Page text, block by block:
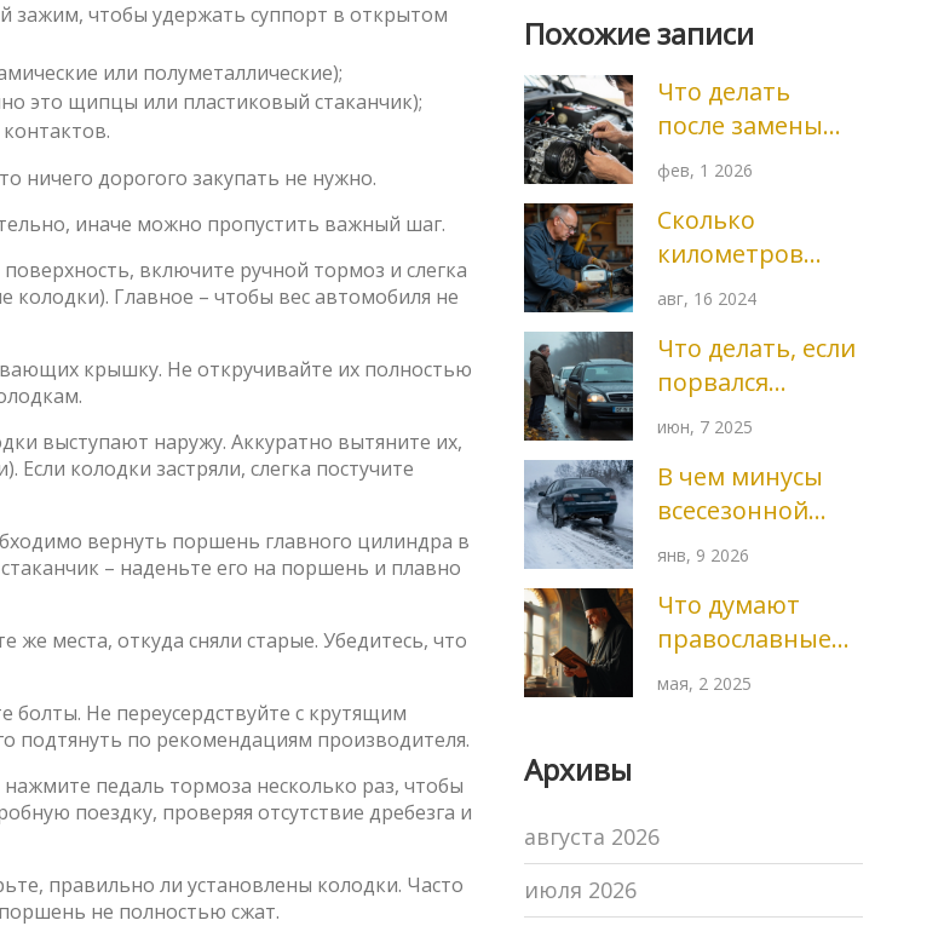
зажим, чтобы удержать суппорт в открытом
или полуметаллические);
это щипцы или пластиковый стаканчик);
ничего дорогого закупать не нужно.
иначе можно пропустить важный шаг.
включите ручной тормоз и слегка
Главное – чтобы вес автомобиля не
крышку. Не откручивайте их полностью
выступают наружу. Аккуратно вытяните их,
колодки застряли, слегка постучите
вернуть поршень главного цилиндра в
– наденьте его на поршень и плавно
места, откуда сняли старые. Убедитесь, что
болты. Не переусердствуйте с крутящим
подтянуть по рекомендациям производителя.
педаль тормоза несколько раз, чтобы
поездку, проверяя отсутствие дребезга и
правильно ли установлены колодки. Часто
не полностью сжат.
Похожие записи
Что делать
после замены
ремня ГРМ:
проверка и
советы для
безопасности
фев, 1 2026
Сколько
километров
можно проехать
масла в
двигателе
авг, 16 2024
Что делать, если
порвался
ремень ГРМ на
действия
июн, 7 2025
В чем минусы
всесезонной
резины? Плюсы
ограничения
для российских
дорог
янв, 9 2026
Что думают
православные
священники об
мая, 2 2025
Архивы
августа 2026
июля 2026